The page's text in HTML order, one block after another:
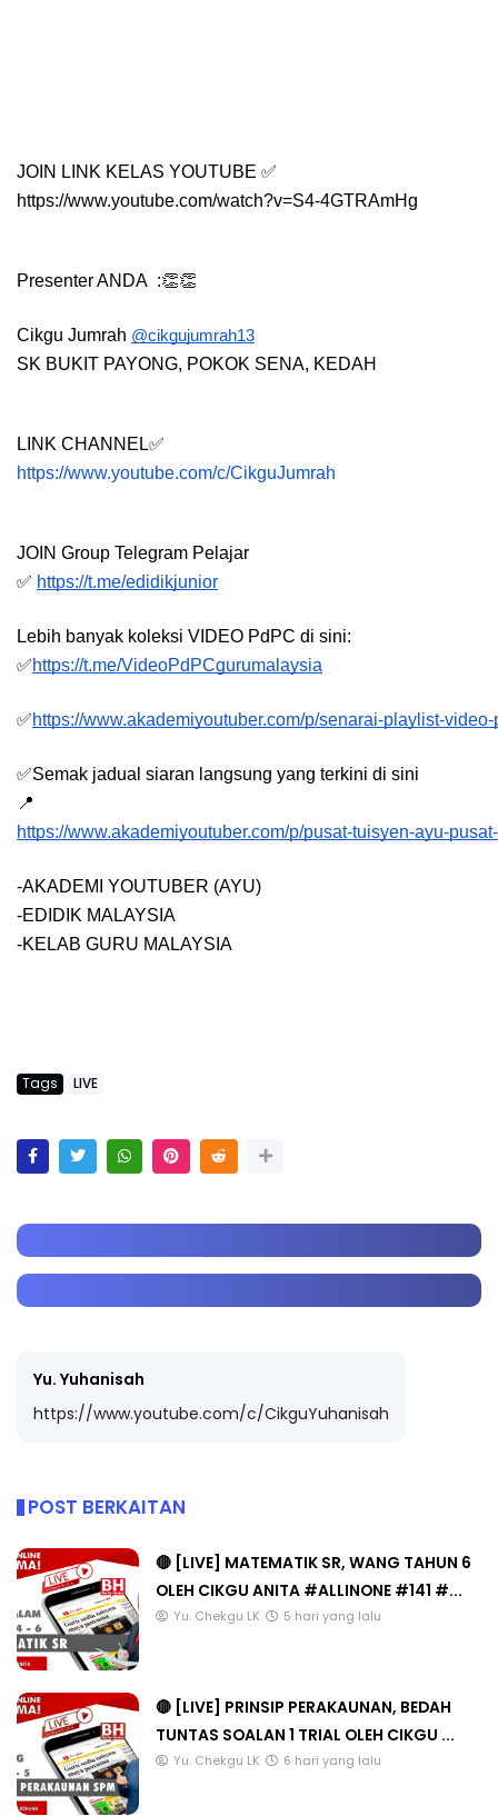
JOIN LINK KELAS YOUTUBE ✅
https://www.youtube.com/watch?v=S4-4GTRAmHg
Presenter ANDA  :👏👏
Cikgu Jumrah @cikgujumrah13
SK BUKIT PAYONG, POKOK SENA, KEDAH
LINK CHANNEL✅
https://www.youtube.com/c/CikguJumrah
JOIN Group Telegram Pelajar
✅ https://t.me/edidikjunior
Lebih banyak koleksi VIDEO PdPC di sini:
✅https://t.me/VideoPdPCgurumalaysia
✅https://www.akademiyoutuber.com/p/senarai-playlist-
✅Semak jadual siaran langsung yang terkini di sini
📍
https://www.akademiyoutuber.com/p/pusat-tuisyen-ayu-
-AKADEMI YOUTUBER (AYU)
-EDIDIK MALAYSIA
-KELAB GURU MALAYSIA
Tags LIVE
Yu. Yuhanisah
https://www.youtube.com/c/CikguYuhanisah
POST BERKAITAN
🔴 [LIVE] MATEMATIK SR, WANG TAHUN 6
OLEH CIKGU ANITA #ALLINONE #141 #...
Yu. Chekgu LK 5 hari yang lalu
🔴 [LIVE] PRINSIP PERAKAUNAN, BEDAH
TUNTAS SOALAN 1 TRIAL OLEH CIKGU ...
Yu. Chekgu LK 6 hari yang lalu